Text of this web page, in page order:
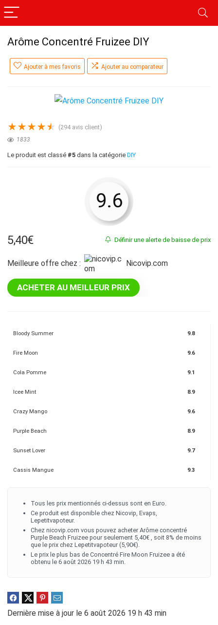
Arôme Concentré Fruizee DIY
Ajouter à mes favoris Ajouter au comparateur
★★★★★ (294avis client)
1833
Le produit est classé #5 dans la catégorie DIY
9.6
Définir une alerte de baisse de prix
5,40€
Meilleure offre chez : nicovip.com
ACHETER AU MEILLEUR PRIX
Bloody Summer 9.8
Fire Moon 9.6
Cola Pomme 9.1
Icee Mint 8.9
Crazy Mango 9.6
Purple Beach 8.9
Sunset Lover 9.7
Cassis Mangue 9.3
Tous les prix mentionnés ci-dessus sont en Euro.
Ce produit est disponible chez Nicovip, Evaps,
Lepetitvapoteur.
Chez nicovip.com vous pouvez acheter Arôme concentré
Purple Beach Fruizee pour seulement 5,40€ , soit 8% de moins
que le prix chez Lepetitvapoteur (5,90€).
Le prix le plus bas de Concentré Fire Moon Fruizee a été
obtenu le 6 août 2026 19 h 43 min.
Dernière mise à jour le 6 août 2026 19 h 43 min